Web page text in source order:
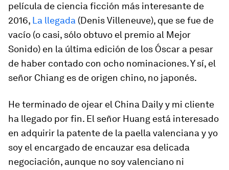
película de ciencia ficción más interesante de
2016, La llegada (Denis Villeneuve), que se fue de
vacío (o casi, sólo obtuvo el premio al Mejor
Sonido) en la última edición de los Óscar a pesar
de haber contado con ocho nominaciones. Y sí, el
señor Chiang es de origen chino, no japonés.
He terminado de ojear el China Dailyy mi cliente
ha llegado por fin. El señor Huang está interesado
en adquirir la patente de la paella valenciana y yo
soy el encargado de encauzar esa delicada
negociación, aunque no soy valenciano ni